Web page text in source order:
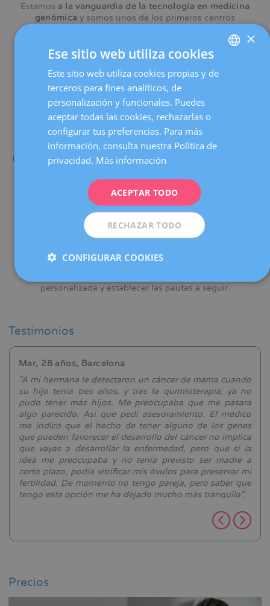
Estamos a la vanguardia de la tecnología en medicina
genómica y somos unos de los primeros centros
Seguimiento y atención personalizada en circuito
integrado: te acompañamos durante todo el proceso e
integramos todos los servicios que puedas necesitar
(asesoramiento, pruebas diagnósticas, análisis y valoración)
primer nivel.
Contamos con un
personalizada y establecer las pautas a seguir.
Testimonios
Mar, 28 años, Barcelona
"A mi hermana le detectaron un cáncer de mama cuando
su hijo tenía tres años, y tras la quimioterapia, ya no
pudo tener más hijos. Me preocupaba que me pasara
algo parecido. Así que pedí asesoramiento. El médico
me indicó que el hecho de tener alguno de los genes
que pueden favorecer el desarrollo del cáncer no implica
que vayas a desarrollar la enfermedad, pero que si la
idea me preocupaba y no tenía previsto ser madre a
corto plazo, podía vitrificar mis óvulos para preservar mi
fertilidad. De momento no tengo pareja, pero saber que
tengo esta opción me ha dejado mucho más tranquila".
Precios
SPANISH
×
Ese sitio web utiliza cookies
Este sitio web utiliza cookies propias y de
terceros para fines analíticos, de
personalización y funcionales. Puedes
aceptar todas las cookies, rechazarlas o
configurar tus preferencias. Para más
información, consulta nuestra Política de
privacidad. Más información
ACEPTAR TODO
RECHAZAR TODO
CONFIGURAR COOKIES